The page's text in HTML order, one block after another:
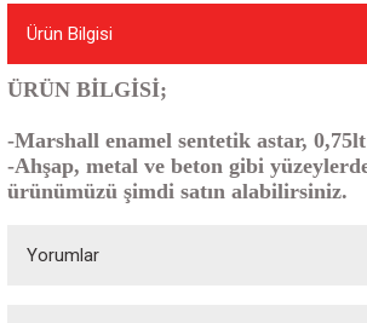
Ürün Bilgisi
ÜRÜN BİLGİSİ;
-Marshall enamel sentetik astar,
-Ahşap, metal ve beton gibi
ürünümüzü şimdi satın alabilirsiniz.
Yorumlar